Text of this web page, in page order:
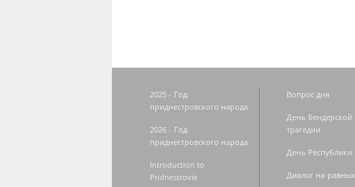
2025 - Год
приднестровского народа
2026 - Год
приднестровского народа
Introduction to
Pridnestrovie
Вопрос дня
День Бендерской
трагедии
День Республики
Диалог на равных